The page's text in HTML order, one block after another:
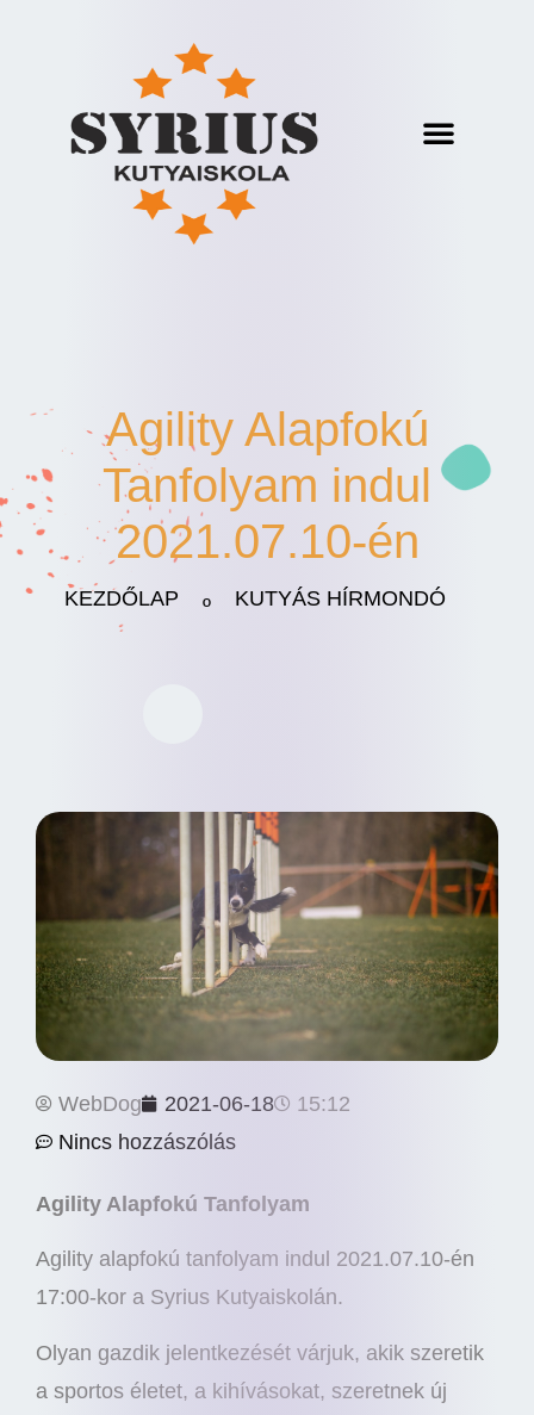
Agility Alapfokú
Tanfolyam indul
2021.07.10-én
KEZDŐLAP º KUTYÁS HÍRMONDÓ
WebDog 2021-06-18
15:12
Nincs hozzászólás
Agility Alapfokú Tanfolyam
Agility alapfokú tanfolyam indul 2021.07.10-én
17:00-kor a Syrius Kutyaiskolán.
Olyan gazdik jelentkezését várjuk, akik szeretik
a sportos életet, a kihívásokat, szeretnek új